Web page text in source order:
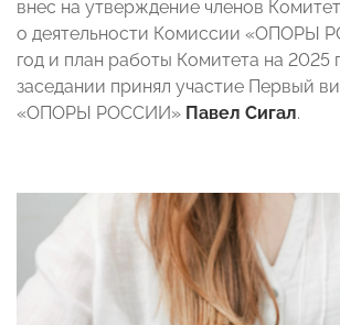
внес на утверждение членов
о деятельности Комиссии «ОПОРЫ
год и план работы Комитета на 2025
заседании принял участие Первый
«ОПОРЫ РОССИИ» Павел Сигал.